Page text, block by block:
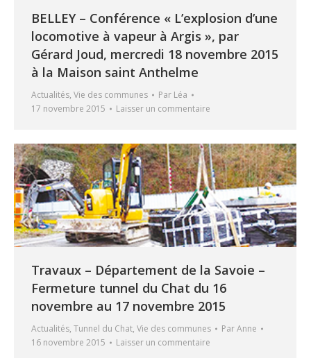
BELLEY – Conférence « L’explosion d’une
locomotive à vapeur à Argis », par
Gérard Joud, mercredi 18 novembre 2015
à la Maison saint Anthelme
Actualités, Vie des communes Par Léa
17 novembre 2015
Laisser un commentaire
Travaux – Département de la Savoie –
Fermeture tunnel du Chat du 16
novembre au 17 novembre 2015
Actualités, Tunnel du Chat, Vie des communes ParAnne
16 novembre 2015
Laisser un commentaire